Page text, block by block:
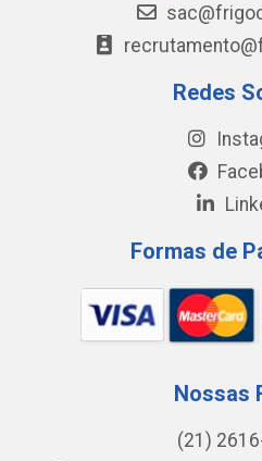
Redes
Formas de
Nossas
(21)